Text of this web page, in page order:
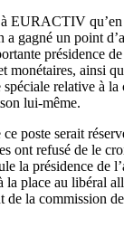
EURACTIV qu’en
a gagné un point
présidence
monétaires, ainsi
relative à la
lui-même.
poste serait
ont refusé de le
la présidence de
la place au libéral
de la commission